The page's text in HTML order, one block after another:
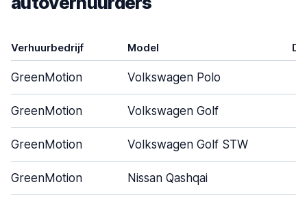
Verhuurbedrijf Model
GreenMotion Volkswagen Polo
GreenMotion Volkswagen Golf
GreenMotion Volkswagen Golf STW
GreenMotion Nissan Qashqai